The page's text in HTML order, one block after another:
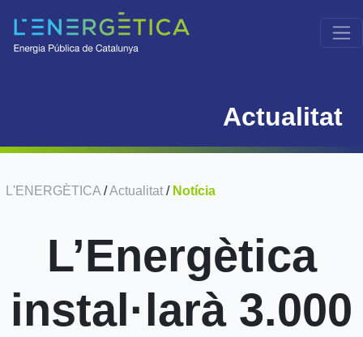
Actualitat
L'ENERGÈTICA /Actualitat / Notícia
L’Energètica
instal·larà 3.000